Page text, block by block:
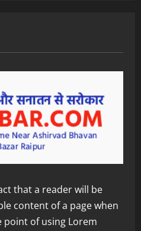
that a reader will be
content of a page when
point of using Lorem